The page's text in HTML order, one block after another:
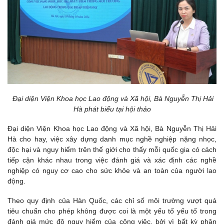
Đại diện Viện Khoa học Lao động và Xã hội, Bà Nguyễn Thị Hải
Hà phát biểu tại hội thảo
Đại diện Viện Khoa học Lao động và Xã hội, Bà Nguyễn Thị Hải
Hà cho hay, việc xây dựng danh mục nghề nghiệp nặng nhọc,
độc hại và nguy hiểm trên thế giới cho thấy mỗi quốc gia có cách
tiếp cận khác nhau trong việc đánh giá và xác định các nghề
nghiệp có nguy cơ cao cho sức khỏe và an toàn của người lao
động.
Theo quy định của Hàn Quốc, các chỉ số môi trường vượt quá
tiêu chuẩn cho phép không được coi là một yếu tố yếu tố trong
đánh giá mức độ nguy hiểm của công việc, bởi vì bất kỳ phân